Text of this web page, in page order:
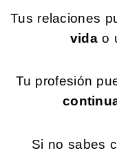
Tus relaciones
vidao
Tu profesión
Si no sabes